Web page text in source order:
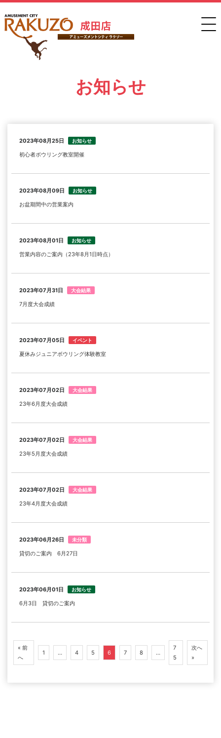
お知らせ
2023年08月25日 お知らせ
初心者ボウリング教室開催
2023年08月09日 お知らせ
お盆期間中の営業案内
2023年08月01日 お知らせ
営業内容のご案内（23年8月1日時点）
2023年07月31日 大会結果
7月度大会成績
2023年07月05日 イベント
夏休みジュニアボウリング体験教室
2023年07月02日 大会結果
23年6月度大会成績
2023年07月02日 大会結果
23年5月度大会成績
2023年07月02日 大会結果
23年4月度大会成績
2023年06月26日 未分類
貸切のご案内 6月27日
2023年06月01日 お知らせ
6月3日 貸切のご案内
« 前
へ
1 … 4 5 6 7 8 …
7
5
次へ
»